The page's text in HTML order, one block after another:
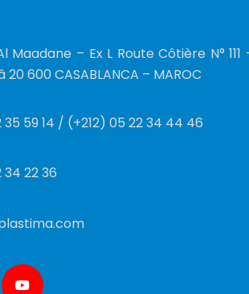
Maadane – Ex L Route Côtière N° 111
20 600 CASABLANCA – MAROC
35 59 14 / (+212) 05 22 34 44 46
34 22 36